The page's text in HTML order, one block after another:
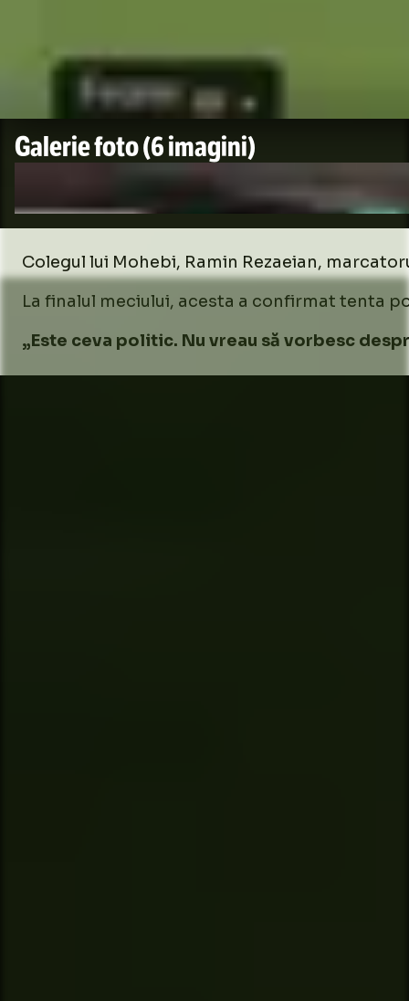
Galerie foto(6 imagini)
Colegul lui Mohebi, Ramin Rezaeian,
La finalul meciului, acesta a confirmat tenta
„Este ceva politic. Nu vreau să vorbesc